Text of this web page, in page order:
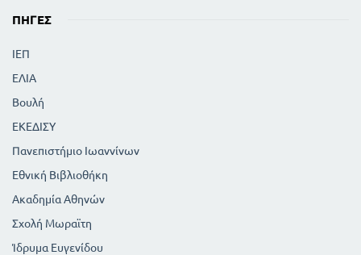
ΠΗΓΈΣ
ΙΕΠ
ΕΛΙΑ
Βουλή
ΕΚΕΔΙΣΥ
Πανεπιστήμιο Ιωαννίνων
Εθνική Βιβλιοθήκη
Ακαδημία Αθηνών
Σχολή Μωραϊτη
Ίδρυμα Ευγενίδου